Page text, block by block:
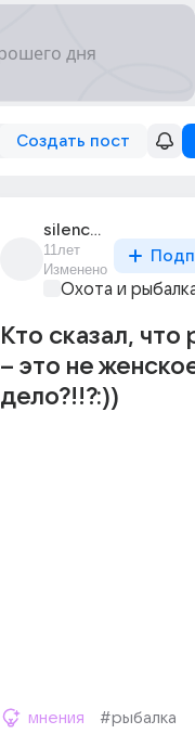
Создать пост
silence_277
11лет
Изменено
Охота и
Кто сказал, что
– это не
дело?!!?:))
мнения #рыбалка